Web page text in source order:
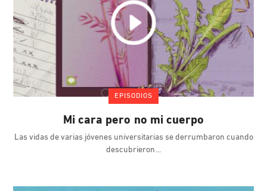
EPISODIOS
Mi cara pero no mi cuerpo
Las vidas de varias jóvenes universitarias se derrumbaron cuando
descubrieron